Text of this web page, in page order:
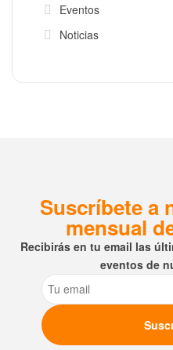
Eventos
Noticias
Suscríbete a
mensual
Recibirás en tu email las
eventos de
Email